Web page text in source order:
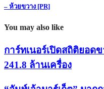
– ห้วยขวาง [PR]
You may also like
การ์ทเนอร์เปิดสถิติยอด
241.8 ล้านเครื่อง